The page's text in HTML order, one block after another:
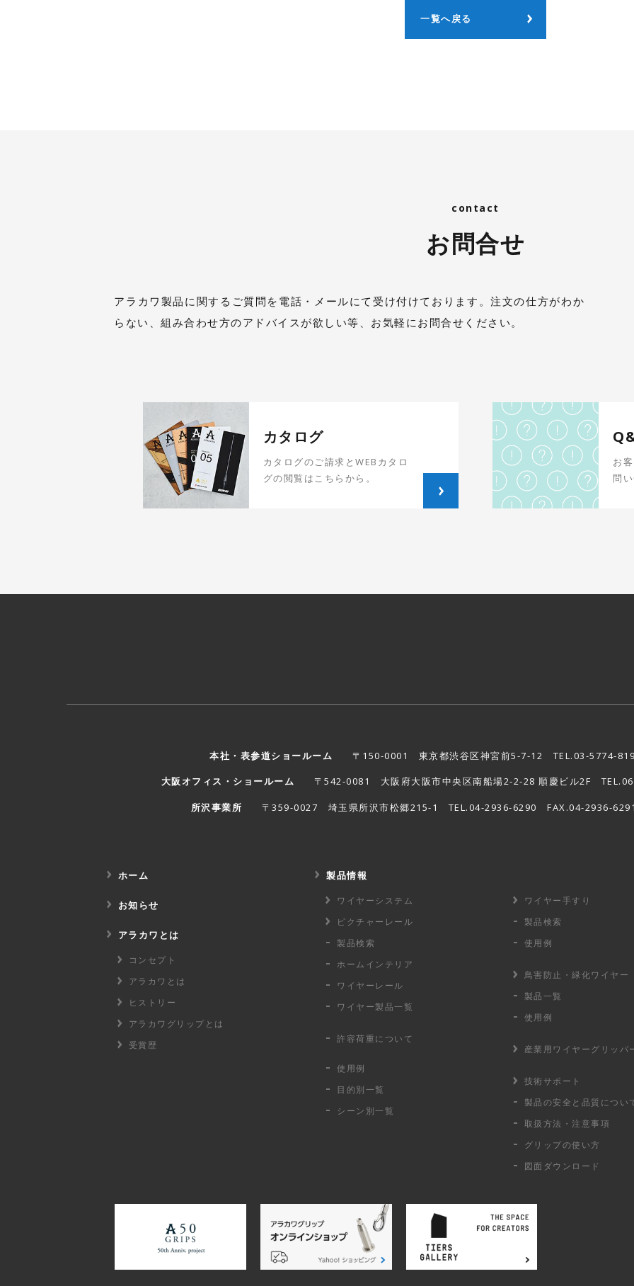
一覧へ戻る
お問合せ
アラカワ製品に関するご質問を電話・メールにて受け付けております。注文の仕方がわか
らない、組み合わせ方のアドバイスが欲しい等、お気軽にお問合せください。
カタログ
カタログのご請求とWEBカタロ
グの閲覧はこちらから。
お
問
本社・表参道ショールーム 〒150-0001 東京都渋谷区神宮前5-7-12 TEL.03-5774-
大阪オフィス・ショールーム 〒542-0081 大阪府大阪市中央区南船場2-2-28 順慶ビル2F
所沢事業所 〒359-0027 埼玉県所沢市松郷215-1 TEL.04-2936-6290 FAX.04-2936-
ホーム
お知らせ
アラカワとは
コンセプト
アラカワとは
ヒストリー
アラカワグリップとは
受賞歴
製品情報
ワイヤーシステム
ピクチャーレール
製品検索
ホームインテリア
ワイヤーレール
ワイヤー製品一覧
許容荷重について
使用例
目的別一覧
シーン別一覧
ワイヤー手すり
製品検索
使用例
鳥害防止・緑化ワイヤー
製品一覧
使用例
産業用ワイヤーグリッパ
技術サポート
製品の安全と品質につい
取扱方法・注意事項
グリップの使い方
図面ダウンロード